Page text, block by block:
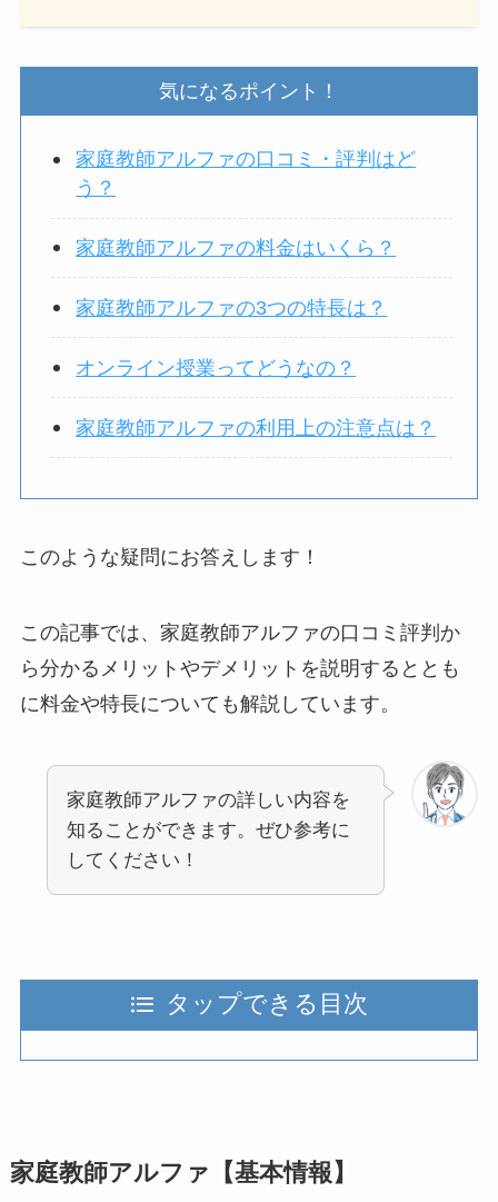
気になるポイント！
家庭教師アルファの口コミ・評判はど
う？
家庭教師アルファの料金はいくら？
家庭教師アルファの3つの特長は？
オンライン授業ってどうなの？
家庭教師アルファの利用上の注意点は？
このような疑問にお答えします！
この記事では、家庭教師アルファの口コミ評判か
ら分かるメリットやデメリットを説明するととも
に料金や特長についても解説しています。
家庭教師アルファの詳しい内容を
知ることができます。ぜひ参考に
してください！
タップできる目次
家庭教師アルファ【基本情報】